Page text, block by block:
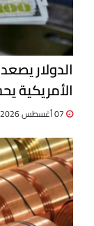
الدولار
الأمريكية